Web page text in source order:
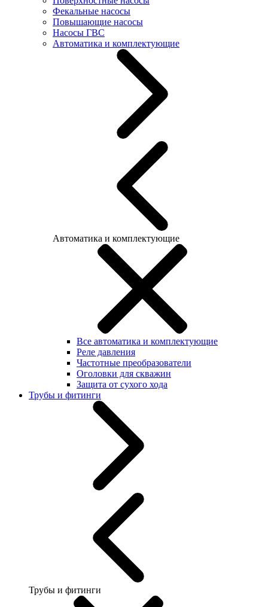
Фекальные насосы
Повышающие насосы
Насосы ГВС
Автоматика и комплектующие
Автоматика и комплектующие
Все автоматика и комплектующие
Реле давления
Частотные преобразователи
Оголовки для скважин
Защита от сухого хода
Трубы и фитинги
Трубы и фитинги